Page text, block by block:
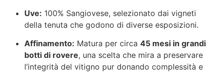
Uve: 100% Sangiovese, selezionato dai vigneti
della tenuta che godono di diverse esposizioni.
Affinamento: Matura per circa 45 mesi in grandi
botti di rovere, una scelta che mira a preservare
l’integrità del vitigno pur donando complessità e